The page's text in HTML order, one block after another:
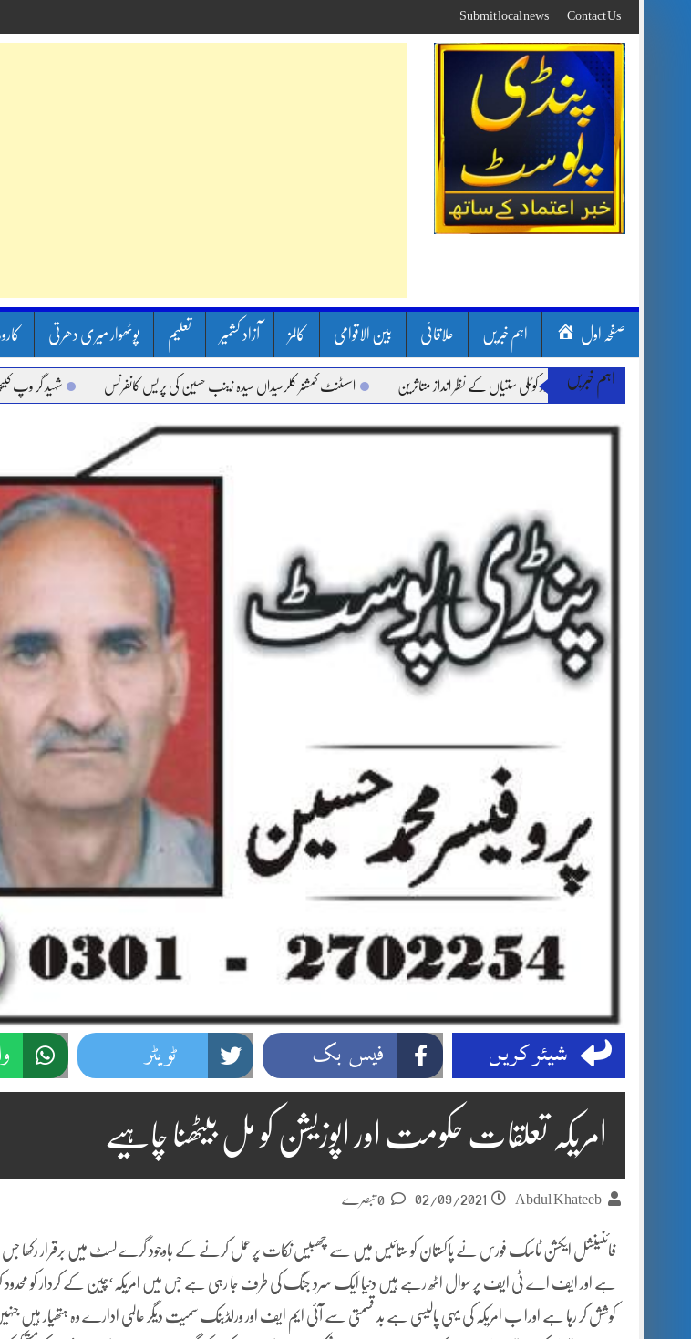
to
content
Contact Us
Submit local news
صفحہ اول اہم خبریں علاقائی بین الاقوامی کالمز آزاد کشمیر تعلیم پوٹھوار میری دھرتی
اہم خبریں
لینڈ سلائیڈنگ اور کوٹلی ستیاں کے نظر انداز متاثرین اسسٹنٹ کمشنر کلرسیداں سیدہ زینب حسین کی پریس کانفرنس شہید گر وپ کیپٹنعاصم
شیئر کریں فیس بک ٹویٹر
امریکہ تعلقات حکومت اور اپوزیشن کو مل بیٹھنا چاہیے
Abdul Khateeb
02/09/2021
فائنینشل ایکشن ٹاسک فورس نے پاکستان کو ستائیس میں سے چھبیس نکات پر عمل کرنے کے باوجود گرے لسٹ میں برقرار رکھا جس
ہے اور ایف اے ٹی ایف پر سوال اٹھ رہے ہیں دنیا ایک سرد جنگ کی طرف جا رہی ہے جس میں امریکہ‘چین کے کردار کو محدود
کوشش کر رہا ہے اورا ب امریکہ کی یہی پالیسی ہے بد قسمتی سے آئی ایم ایف اور ورلڈبنک سمیت دیگر عالمی ادارے وہ ہتھیار ہیں